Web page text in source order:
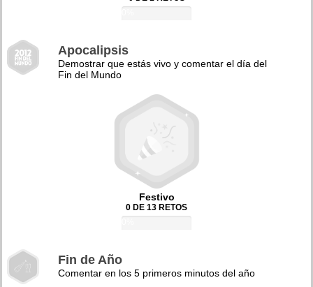
Apocalipsis
Demostrar que estás vivo y comentar el día del
Fin del Mundo
Festivo
0 DE 13 RETOS
Fin de Año
Comentar en los 5 primeros minutos del año